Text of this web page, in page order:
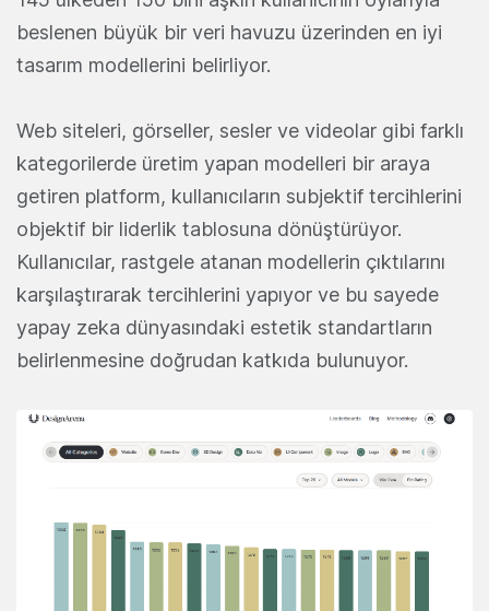
beslenen büyük bir veri havuzu üzerinden en iyi
tasarım modellerini belirliyor.
Web siteleri, görseller, sesler ve videolar gibi farklı
kategorilerde üretim yapan modelleri bir araya
getiren platform, kullanıcıların subjektif tercihlerini
objektif bir liderlik tablosuna dönüştürüyor.
Kullanıcılar, rastgele atanan modellerin çıktılarını
karşılaştırarak tercihlerini yapıyor ve bu sayede
yapay zeka dünyasındaki estetik standartların
belirlenmesine doğrudan katkıda bulunuyor.